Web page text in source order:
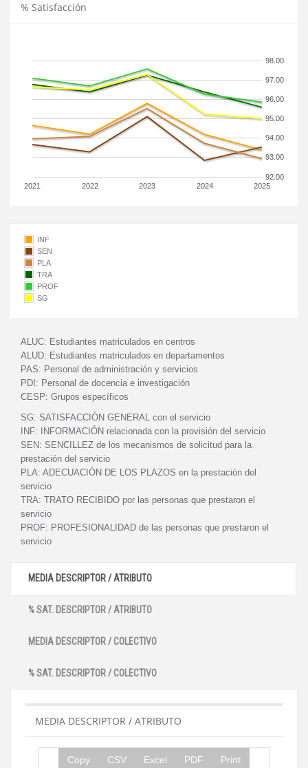
% Satisfacción
2021 2022 2023 2024 2025
92.00
93.00
94.00
95.00
96.00
97.00
98.00
INF
SEN
PLA
TRA
PROF
SG
ALUC: Estudiantes matriculados en centros
ALUD: Estudiantes matriculados en departamentos
PAS: Personal de administración y servicios
PDI: Personal de docencia e investigación
CESP: Grupos específicos
SG: SATISFACCIÓN GENERAL con el servicio
INF:
INFORMACIÓN relacionada con la provisión del servicio
SEN: SENCILLEZ de los mecanismos de solicitud para la
prestación del servicio
PLA: ADECUACIÓN DE LOS PLAZOS en la prestación del
servicio
TRA: TRATO RECIBIDO por las personas que prestaron el
servicio
PROF: PROFESIONALIDAD de las personas que prestaron el
servicio
MEDIA DESCRIPTOR / ATRIBUTO
% SAT. DESCRIPTOR / ATRIBUTO
MEDIA DESCRIPTOR / COLECTIVO
% SAT. DESCRIPTOR / COLECTIVO
MEDIA DESCRIPTOR / ATRIBUTO
Copy CSV Excel PDF Print